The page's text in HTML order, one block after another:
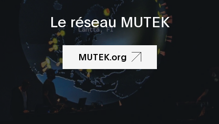
Le réseau MUTEK
MUTEK.org